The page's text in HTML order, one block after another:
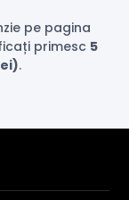
pe pagina
primesc 5
.